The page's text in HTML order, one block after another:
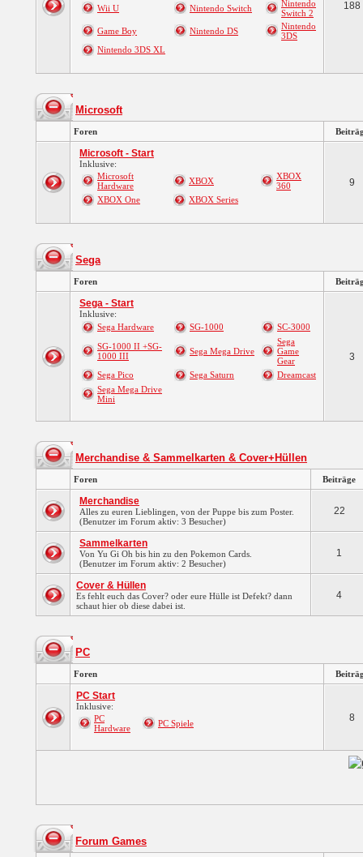
Wii U Nintendo Switch
Nintendo
Switch 2
Game Boy
Nintendo DS
Nintendo
3DS
Nintendo 3DS XL
188
Microsoft
Foren
Microsoft - Start
Inklusive:
Microsoft
Hardware
XBOX
XBOX
360
XBOX One
XBOX Series
9
Sega
Foren
Sega - Start
Inklusive:
Sega Hardware
SG-1000
SC-3000
SG-1000 II +SG-
1000 III
Sega Mega Drive
Sega
Game
Gear
Sega Pico
Sega Saturn
Dreamcast
Sega Mega Drive
Mini
3
Merchandise & Sammelkarten & Cover+Hüllen
Foren Beiträge
Merchandise
Alles zu euren Lieblingen, von der Puppe bis zum Poster.
(Benutzer im Forum aktiv: 3 Besucher)
22
Sammelkarten
Von Yu Gi Oh bis hin zu den Pokemon Cards.
(Benutzer im Forum aktiv: 2 Besucher)
1
Cover & Hüllen
Es fehlt euch das Cover? oder eure Hülle ist Defekt? dann
schaut hier ob diese dabei ist.
4
PC
Foren
PC Start
Inklusive:
PC
Hardware
PC Spiele 8
Forum Games